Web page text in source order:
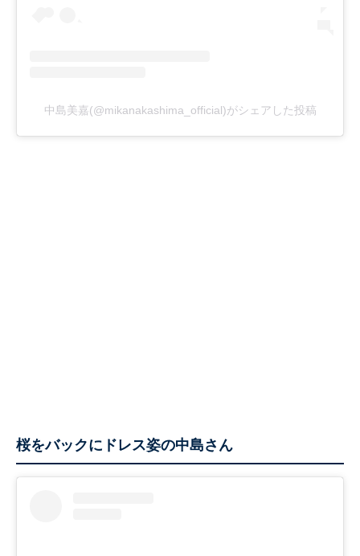
中島美嘉(@mikanakashima_official)がシェアした投稿
桜をバックにドレス姿の中島さん